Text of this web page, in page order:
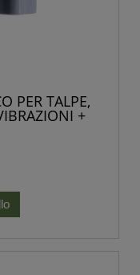
PER TALPE,
+